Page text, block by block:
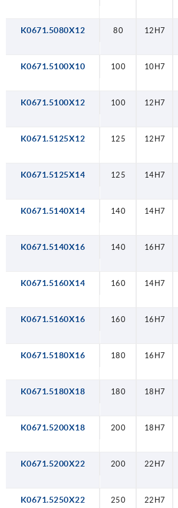
K0671.5080X12 80 12H7
K0671.5100X10 100 10H7
K0671.5100X12 100 12H7
K0671.5125X12 125 12H7
K0671.5125X14 125 14H7
K0671.5140X14 140 14H7
K0671.5140X16 140 16H7
K0671.5160X14 160 14H7
K0671.5160X16 160 16H7
K0671.5180X16 180 16H7
K0671.5180X18 180 18H7
K0671.5200X18 200 18H7
K0671.5200X22 200 22H7
K0671.5250X22 250 22H7